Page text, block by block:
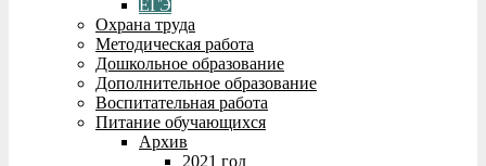
ЕГЭ
Охрана труда
Методическая работа
Дошкольное образование
Дополнительное образование
Воспитательная работа
Питание обучающихся
Архив
2021 год